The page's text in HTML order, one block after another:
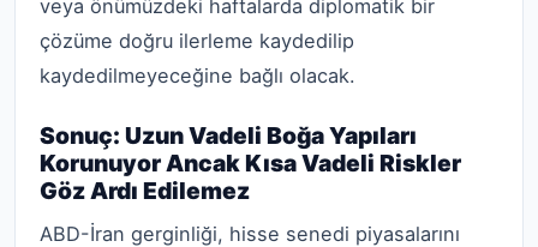
veya önümüzdeki haftalarda diplomatik bir
çözüme doğru ilerleme kaydedilip
kaydedilmeyeceğine bağlı olacak.
Sonuç: Uzun Vadeli Boğa Yapıları
Korunuyor Ancak Kısa Vadeli Riskler
Göz Ardı Edilemez
ABD-İran gerginliği, hisse senedi piyasalarını